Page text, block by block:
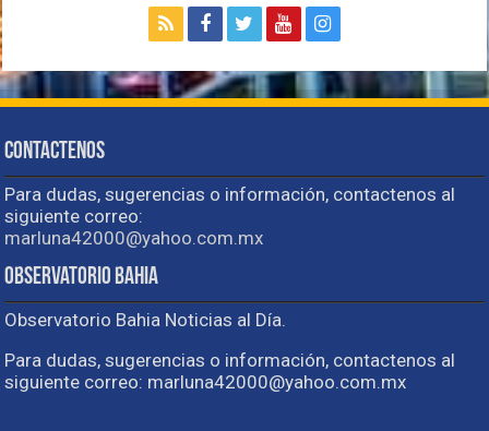
Contactenos
Para dudas, sugerencias o información, contactenos al
siguiente correo:
marluna42000@yahoo.com.mx
Observatorio Bahia
Observatorio Bahia Noticias al Día.
Para dudas, sugerencias o información, contactenos al
siguiente correo: marluna42000@yahoo.com.mx